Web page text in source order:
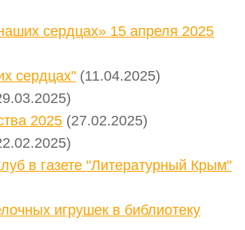
сердцах» 15 апреля 2025
сердцах" (11.04.2025)
2025 (27.02.2025)
в газете "Литературный Крым"
игрушек в библиотеку